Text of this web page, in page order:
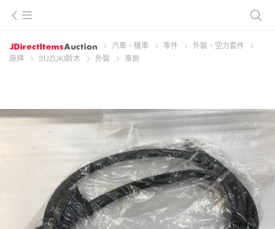
汽車、機車 零件
外裝、空力套件
廠牌
SUZUKI鈴木 外裝 車側